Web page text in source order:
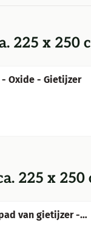
225 x 250
Beeld Kikker - Oxide - Gietijzer
225 x
van gietijzer -